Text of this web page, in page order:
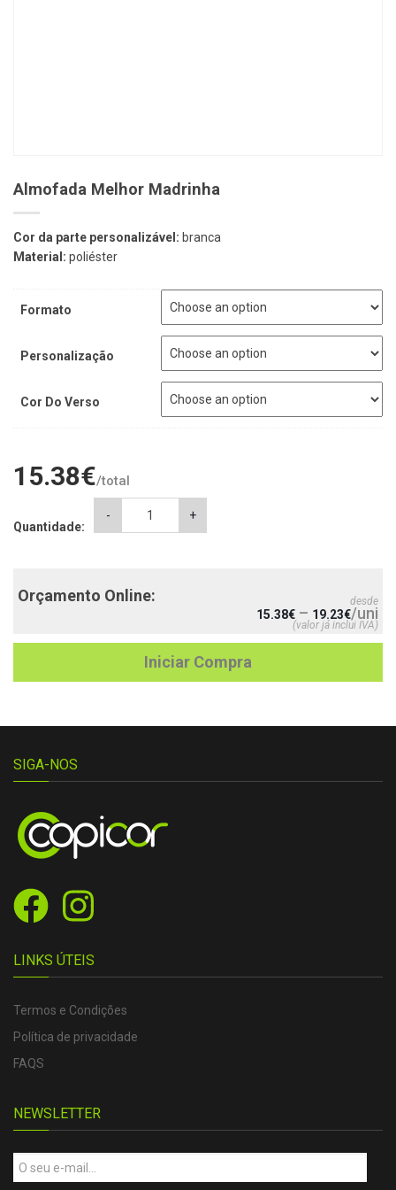
Almofada Melhor Madrinha
Cor da parte personalizável: branca
Material: poliéster
Formato
Personalização
Cor Do Verso
15.38€/total
Quantidade:
-
Almofada
+
Orçamento Online: desde
15.38€ – 19.23€/uni
(valor já inclui IVA)
Iniciar Compra
SIGA-NOS
LINKS ÚTEIS
Termos e Condições
Política de privacidade
FAQS
NEWSLETTER